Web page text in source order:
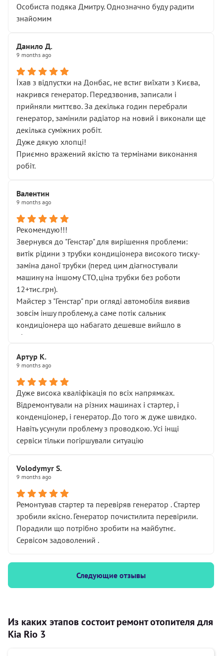
Особиста подяка Дмитру. Однозначно буду радити
знайомим
Данило Д.
9 months ago
Їхав з відпустки на Донбас, не встиг виїхати з Києва,
накрився генератор. Передзвонив, записали і
прийняли миттєво. За декілька годин перебрали
генератор, замінили радіатор на новий і виконали ще
декілька суміжних робіт.
Дуже дякую хлопці!
Приємно вражений якістю та термінами виконання
робіт.
Валентин
9 months ago
Рекомендую!!!
Звернувся до "Генстар" для вирішення проблеми:
витік рідини з трубки кондиціонера високого тиску-
заміна даної трубки (перед цим діагностували
машину на іншому СТО,ціна трубки без роботи
12+тис.грн).
Майстер з "Генстар" при огляді автомобіля виявив
зовсім іншу проблему,а саме потік сальник
кондиціонера що набагато дешевше вийшло в
підсумку.
Артур К.
9 months ago
Дуже висока кваліфікація по всіх напрямках.
Відремонтували на різних машинах і стартер, і
конденціонер, і генератор. До того ж дуже швидко.
Навіть усунули проблему з проводкою. Усі інщі
сервіси тільки погіршували ситуацію
Volodymyr S.
9 months ago
Ремонтував стартер та перевіряв генератор . Стартер
зробили якісно. Генератор почистилита перевірили.
Порадили що потрібно зробити на майбутнє.
Сервісом задоволений .
Следующие отзывы
Из каких этапов состоит ремонт отопителя для
Kia Rio 3